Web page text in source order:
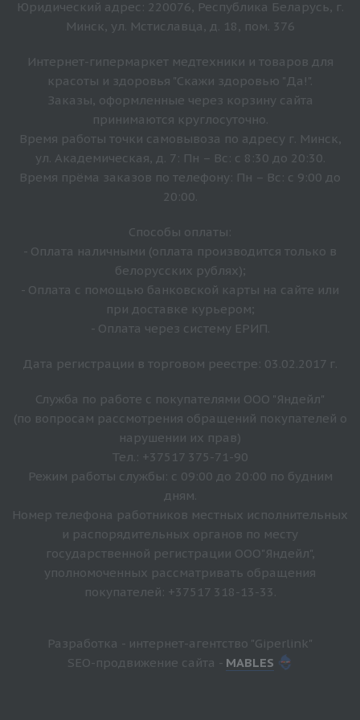
Юридический адрес: 220076, Республика Беларусь, г.
Минск, ул. Мстиславца, д. 18, пом. 376
Интернет-гипермаркет медтехники и товаров для
красоты и здоровья "Скажи здоровью "Да!".
Заказы, оформленные через корзину сайта
принимаются круглосуточно.
Время работы точки самовывоза по адресу г. Минск,
ул. Академическая, д. 7: Пн – Вс: с 8:30 до 20:30.
Время прёма заказов по телефону: Пн – Вс: с 9:00 до
20:00.
Способы оплаты:
- Оплата наличными (оплата производится только в
белорусских рублях);
- Оплата с помощью банковской карты на сайте или
при доставке курьером;
- Оплата через систему ЕРИП.
Дата регистрации в торговом реестре: 03.02.2017 г.
Служба по работе с покупателями ООО "Яндейл"
(по вопросам рассмотрения обращений покупателей о
нарушении их прав)
Тел.: +37517 375-71-90
Режим работы службы: с 09:00 до 20:00 по будним
дням.
Номер телефона работников местных исполнительных
и распорядительных органов по месту
государственной регистрации ООО"Яндейл",
уполномоченных рассматривать обращения
покупателей: +37517 318-13-33.
Разработка - интернет-агентство "Giperlink"
SEO-продвижение сайта - MABLES